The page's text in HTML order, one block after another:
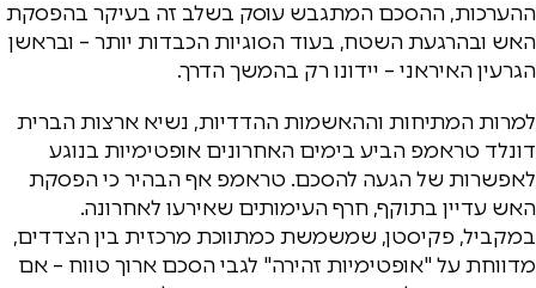
ההערכות, ההסכם המתגבש עוסק בשלב זה בעיקר בהפסקת
האש ובהרגעת השטח, בעוד הסוגיות הכבדות יותר – ובראשן
הגרעין האיראני – יידונו רק בהמשך הדרך.
למרות המתיחות וההאשמות ההדדיות, נשיא ארצות הברית
דונלד טראמפ הביע בימים האחרונים אופטימיות בנוגע
לאפשרות של הגעה להסכם. טראמפ אף הבהיר כי הפסקת
האש עדיין בתוקף, חרף העימותים שאירעו לאחרונה.
במקביל, פקיסטן, שמשמשת כמתווכת מרכזית בין הצדדים,
מדווחת על "אופטימיות זהירה" לגבי הסכם ארוך טווח – אם